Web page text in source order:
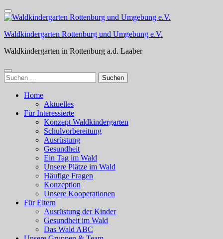
Zum
Inhalt
(Enter
Waldkindergarten Rottenburg und Umgebung e.V.
Waldkindergarten in Rottenburg a.d. Laaber
Suchen
nach:
Home
Aktuelles
Für Interessierte
Konzept Waldkindergarten
Schulvorbereitung
Ausrüstung
Gesundheit
Ein Tag im Wald
Unsere Plätze im Wald
Häufige Fragen
Konzeption
Unsere Kooperationen
Für Eltern
Ausrüstung der Kinder
Gesundheit im Wald
Das Wald ABC